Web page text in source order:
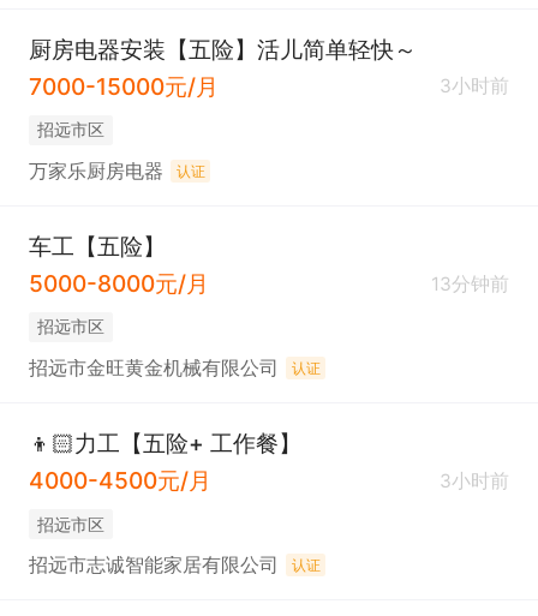
厨房电器安装【五险】活儿简单轻快～
7000-15000元/月
3小时前
招远市区
万家乐厨房电器 认证
车工【五险】
5000-8000元/月
13分钟前
招远市区
招远市金旺黄金机械有限公司 认证
👦🏻力工【五险+ 工作餐】
4000-4500元/月
3小时前
招远市区
招远市志诚智能家居有限公司 认证